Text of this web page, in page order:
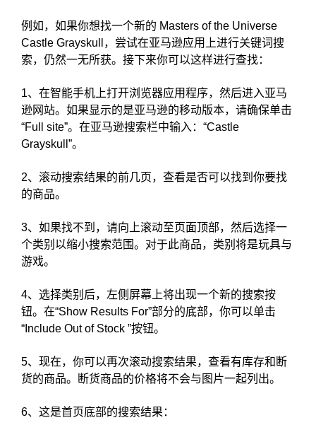
例如，如果你想找一个新的 Masters of the Universe
Castle Grayskull，尝试在亚马逊应用上进行关键词搜
索，仍然一无所获。接下来你可以这样进行查找：
1、在智能手机上打开浏览器应用程序，然后进入亚马
逊网站。如果显示的是亚马逊的移动版本，请确保单击
“Full site”。在亚马逊搜索栏中输入：“Castle
Grayskull”。
2、滚动搜索结果的前几页，查看是否可以找到你要找
的商品。
3、如果找不到，请向上滚动至页面顶部，然后选择一
个类别以缩小搜索范围。对于此商品，类别将是玩具与
游戏。
4、选择类别后，左侧屏幕上将出现一个新的搜索按
钮。在“Show Results For”部分的底部，你可以单击
“Include Out of Stock ”按钮。
5、现在，你可以再次滚动搜索结果，查看有库存和断
货的商品。断货商品的价格将不会与图片一起列出。
6、这是首页底部的搜索结果：